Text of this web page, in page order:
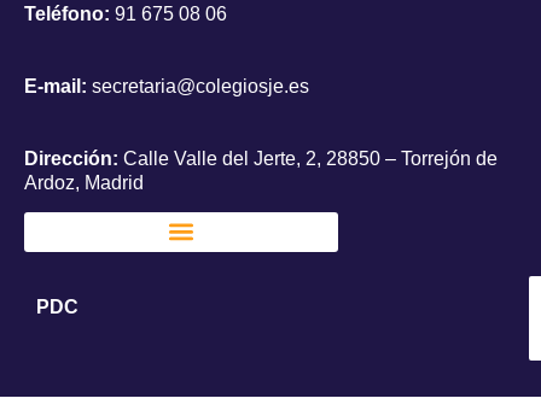
Teléfono: 91 675 08 06
E-mail: secretaria@colegiosje.es
Dirección: Calle Valle del Jerte, 2, 28850 – Torrejón de
Ardoz, Madrid
PDC